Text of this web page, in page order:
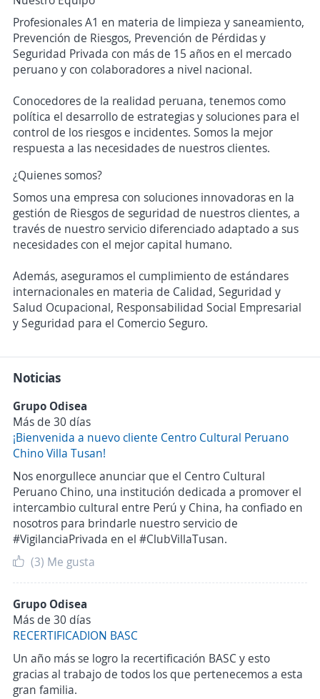
Profesionales A1 en materia de limpieza y saneamiento,
Prevención de Riesgos, Prevención de Pérdidas y
Seguridad Privada con más de 15 años en el mercado
peruano y con colaboradores a nivel nacional.
Conocedores de la realidad peruana, tenemos como
política el desarrollo de estrategias y soluciones para el
control de los riesgos e incidentes. Somos la mejor
respuesta a las necesidades de nuestros clientes.
¿Quienes somos?
Somos una empresa con soluciones innovadoras en la
gestión de Riesgos de seguridad de nuestros clientes, a
través de nuestro servicio diferenciado adaptado a sus
necesidades con el mejor capital humano.
Además, aseguramos el cumplimiento de estándares
internacionales en materia de Calidad, Seguridad y
Salud Ocupacional, Responsabilidad Social Empresarial
y Seguridad para el Comercio Seguro.
Noticias
Grupo Odisea
Más de 30 días
¡Bienvenida a nuevo cliente Centro Cultural Peruano
Chino Villa Tusan!
Nos enorgullece anunciar que el Centro Cultural
Peruano Chino, una institución dedicada a promover el
intercambio cultural entre Perú y China, ha confiado en
nosotros para brindarle nuestro servicio de
#VigilanciaPrivada en el #ClubVillaTusan.
(3) Me gusta
Grupo Odisea
Más de 30 días
RECERTIFICADION BASC
Un año más se logro la recertificación BASC y esto
gracias al trabajo de todos los que pertenecemos a esta
gran familia.